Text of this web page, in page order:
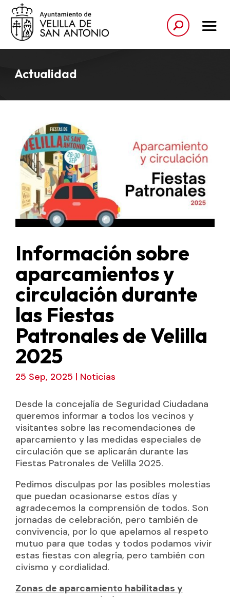
Actualidad
Información sobre
aparcamientos y
circulación durante
las Fiestas
Patronales de Velilla
2025
25 Sep, 2025 | Noticias
Desde la concejalía de Seguridad Ciudadana
queremos informar a todos los vecinos y
visitantes sobre las recomendaciones de
aparcamiento y las medidas especiales de
circulación que se aplicarán durante las
Fiestas Patronales de Velilla 2025.
Pedimos disculpas por las posibles molestias
que puedan ocasionarse estos días y
agradecemos la comprensión de todos. Son
jornadas de celebración, pero también de
convivencia, por lo que apelamos al respeto
mutuo para que todas y todos podamos vivir
estas fiestas con alegría, pero también con
civismo y cordialidad.
Zonas de aparcamiento habilitadas y